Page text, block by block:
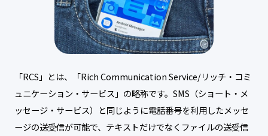
「RCS」とは、「Rich Communication Service/リッチ・コミ
ュニケーション・サービス」の略称です。SMS（ショート・メ
ッセージ・サービス）と同じように電話番号を利用したメッセ
ージの送受信が可能で、テキストだけでなくファイルの送受信